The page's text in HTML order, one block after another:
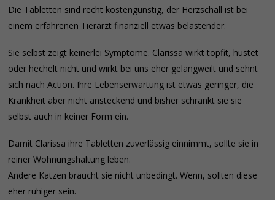
Die Tabletten sind recht kostengünstig, der Herzschall ist bei
einem erfahrenen Tierarzt finanziell etwas belastender.
Sie selbst zeigt keinerlei Symptome. Clarissa wirkt topfit, hustet
oder hechelt nicht und wirkt bei uns eher gelangweilt und sehnt
sich nach Action. Ihre Lebenserwartung ist etwas geringer, die
Krankheit aber nicht ansteckend und bisher schränkt sie sie
selbst auch in keiner Form ein.
Damit Clarissa ihre Tabletten zuverlässig einnimmt, sollte sie in
reiner Wohnungshaltung leben.
Andere Katzen braucht sie nicht unbedingt. Wenn, sollten diese
eher ruhiger sein.